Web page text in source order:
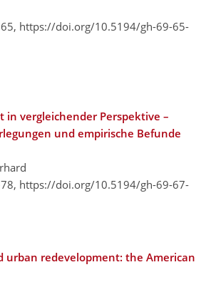
https://doi.org/10.5194/gh-69-65-
in vergleichender Perspektive –
und empirische Befunde
https://doi.org/10.5194/gh-69-67-
urban redevelopment: the American